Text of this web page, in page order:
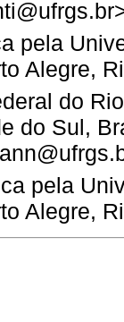
pela
Alegre,
do
do Sul,
pela
Alegre,